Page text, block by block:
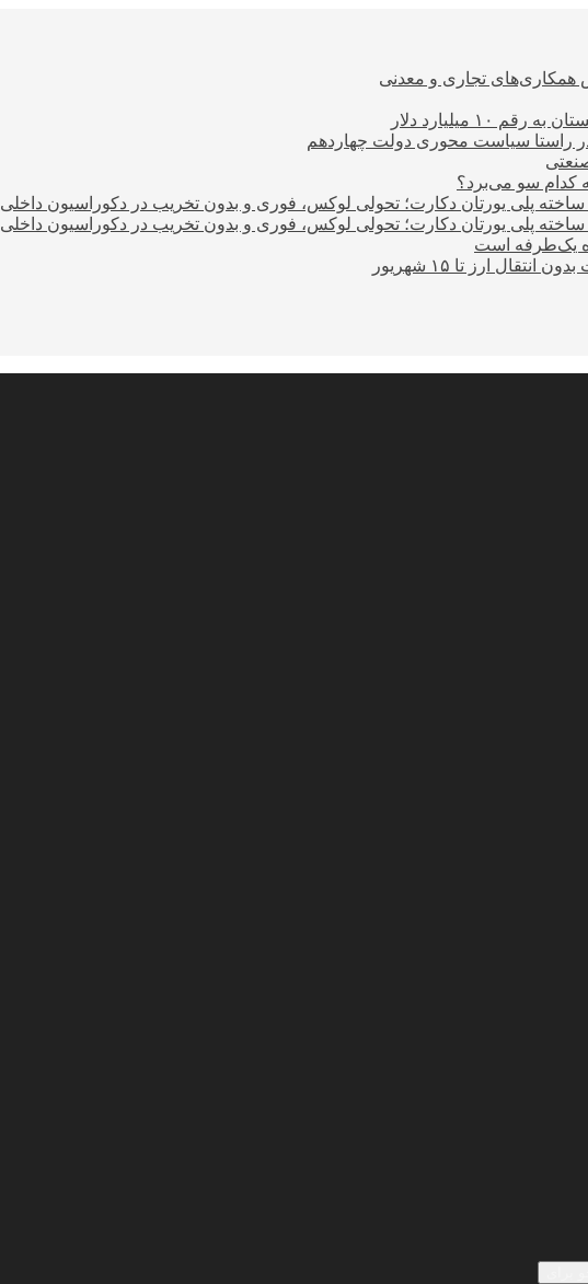
همکاری‌های تجاری و معدنی
میلیارد دلار
در راستا سیاست محوری دولت چهاردهم
کدام سو می‌برد؟
ساخته پلی یورتان دکارت؛ تحولی لوکس، فوری و بدون تخریب در دکوراسیون داخلی
ساخته پلی یورتان دکارت؛ تحولی لوکس، فوری و بدون تخریب در دکوراسیون داخلی
ارز تا ۱۵ شهریور